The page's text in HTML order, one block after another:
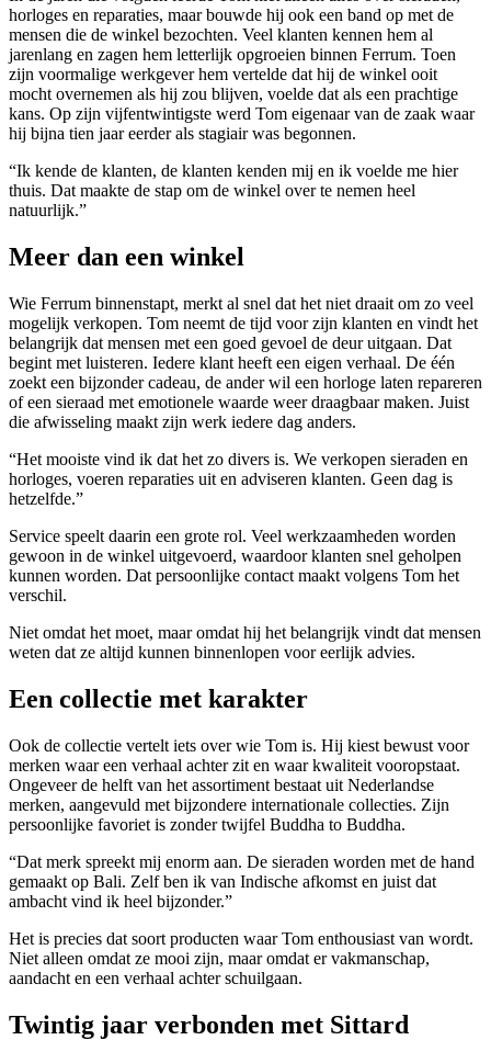
horloges en reparaties, maar bouwde hij ook een band op met de
mensen die de winkel bezochten. Veel klanten kennen hem al
jarenlang en zagen hem letterlijk opgroeien binnen Ferrum. Toen
zijn voormalige werkgever hem vertelde dat hij de winkel ooit
mocht overnemen als hij zou blijven, voelde dat als een prachtige
kans. Op zijn vijfentwintigste werd Tom eigenaar van de zaak waar
hij bijna tien jaar eerder als stagiair was begonnen.
“Ik kende de klanten, de klanten kenden mij en ik voelde me hier
thuis. Dat maakte de stap om de winkel over te nemen heel
natuurlijk.”
Meer dan een winkel
Wie Ferrum binnenstapt, merkt al snel dat het niet draait om zo veel
mogelijk verkopen. Tom neemt de tijd voor zijn klanten en vindt het
belangrijk dat mensen met een goed gevoel de deur uitgaan. Dat
begint met luisteren. Iedere klant heeft een eigen verhaal. De één
zoekt een bijzonder cadeau, de ander wil een horloge laten repareren
of een sieraad met emotionele waarde weer draagbaar maken. Juist
die afwisseling maakt zijn werk iedere dag anders.
“Het mooiste vind ik dat het zo divers is. We verkopen sieraden en
horloges, voeren reparaties uit en adviseren klanten. Geen dag is
hetzelfde.”
Service speelt daarin een grote rol. Veel werkzaamheden worden
gewoon in de winkel uitgevoerd, waardoor klanten snel geholpen
kunnen worden. Dat persoonlijke contact maakt volgens Tom het
verschil.
Niet omdat het moet, maar omdat hij het belangrijk vindt dat mensen
weten dat ze altijd kunnen binnenlopen voor eerlijk advies.
Een collectie met karakter
Ook de collectie vertelt iets over wie Tom is. Hij kiest bewust voor
merken waar een verhaal achter zit en waar kwaliteit vooropstaat.
Ongeveer de helft van het assortiment bestaat uit Nederlandse
merken, aangevuld met bijzondere internationale collecties. Zijn
persoonlijke favoriet is zonder twijfel Buddha to Buddha.
“Dat merk spreekt mij enorm aan. De sieraden worden met de hand
gemaakt op Bali. Zelf ben ik van Indische afkomst en juist dat
ambacht vind ik heel bijzonder.”
Het is precies dat soort producten waar Tom enthousiast van wordt.
Niet alleen omdat ze mooi zijn, maar omdat er vakmanschap,
aandacht en een verhaal achter schuilgaan.
Twintig jaar verbonden met Sittard